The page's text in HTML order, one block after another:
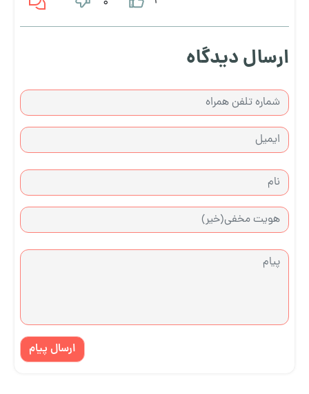
ارسال دیدگاه
ارسال پیام